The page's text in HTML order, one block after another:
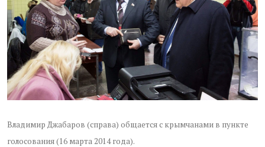
Владимир Джабаров (справа) общается с крымчанами в пункте
голосования (16 марта 2014 года).